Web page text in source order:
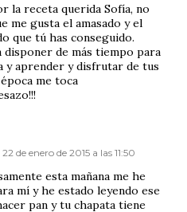
la receta querida Sofía, no
me gusta el amasado y el
que tú has conseguido.
disponer de más tiempo para
y aprender y disfrutar de tus
me toca
22 de enero de 2015 a las 11:50
esta mañana me he
mí y he estado leyendo ese
pan y tu chapata tiene